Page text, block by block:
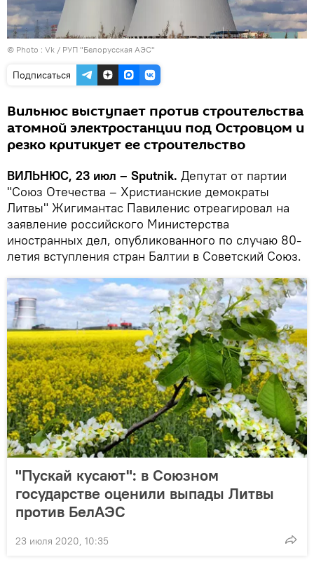
© Photo : Vk / РУП "Белорусская АЭС"
Подписаться
Вильнюс выступает против строительства
атомной электростанции под Островцом и
резко критикует ее строительство
ВИЛЬНЮС, 23 июл – Sputnik. Депутат от партии
"Союз Отечества – Христианские демократы
Литвы" Жигимантас Павиленис отреагировал на
заявление российского Министерства
иностранных дел, опубликованного по случаю 80-
летия вступления стран Балтии в Советский Союз.
"Пускай кусают": в Союзном
государстве оценили выпады Литвы
против БелАЭС
23 июля 2020, 10:35